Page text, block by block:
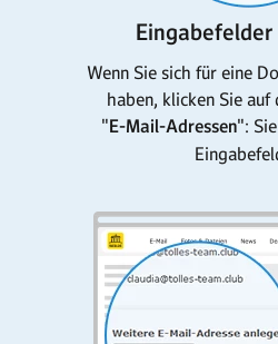
Wenn Sie sich für eine
haben, klicken Sie auf
"E-Mail-Adressen":